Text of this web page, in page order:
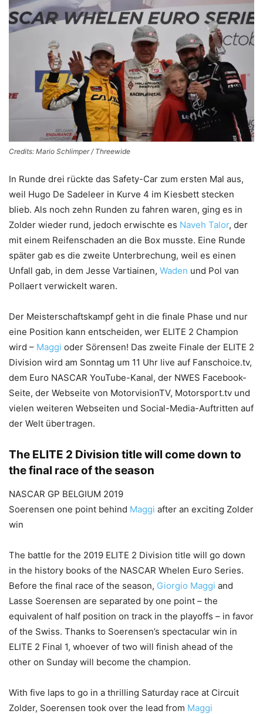
Credits: Mario Schlimper / Threewide
In Runde drei rückte das Safety-Car zum ersten Mal aus,
weil Hugo De Sadeleer in Kurve 4 im Kiesbett stecken
blieb. Als noch zehn Runden zu fahren waren, ging es in
Zolder wieder rund, jedoch erwischte es Naveh Talor, der
mit einem Reifenschaden an die Box musste. Eine Runde
später gab es die zweite Unterbrechung, weil es einen
Unfall gab, in dem Jesse Vartiainen, Waden und Pol van
Pollaert verwickelt waren.
Der Meisterschaftskampf geht in die finale Phase und nur
eine Position kann entscheiden, wer ELITE 2 Champion
wird – Maggi oder Sörensen! Das zweite Finale der ELITE 2
Division wird am Sonntag um 11 Uhr live auf Fanschoice.tv,
dem Euro NASCAR YouTube-Kanal, der NWES Facebook-
Seite, der Webseite von MotorvisionTV, Motorsport.tv und
vielen weiteren Webseiten und Social-Media-Auftritten auf
der Welt übertragen.
The ELITE 2 Division title will come down to
the final race of the season
NASCAR GP BELGIUM 2019
Soerensen one point behind Maggi after an exciting Zolder
win
The battle for the 2019 ELITE 2 Division title will go down
in the history books of the NASCAR Whelen Euro Series.
Before the final race of the season, Giorgio Maggi and
Lasse Soerensen are separated by one point – the
equivalent of half position on track in the playoffs – in favor
of the Swiss. Thanks to Soerensen’s spectacular win in
ELITE 2 Final 1, whoever of two will finish ahead of the
other on Sunday will become the champion.
With five laps to go in a thrilling Saturday race at Circuit
Zolder, Soerensen took over the lead from Maggi